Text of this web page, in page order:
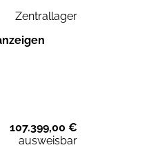
Zentrallager
107.399,00 €
ausweisbar